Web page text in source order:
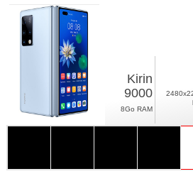
Kirin
9000
8Go RAM